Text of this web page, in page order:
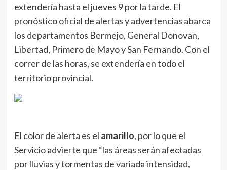
extendería hasta el jueves 9 por la tarde. El
pronóstico oficial de alertas y advertencias abarca
los departamentos Bermejo, General Donovan,
Libertad, Primero de Mayo y San Fernando. Con el
correr de las horas, se extendería en todo el
territorio provincial.
El color de alerta es el amarillo, por lo que el
Servicio advierte que “las áreas serán afectadas
por lluvias y tormentas de variada intensidad,